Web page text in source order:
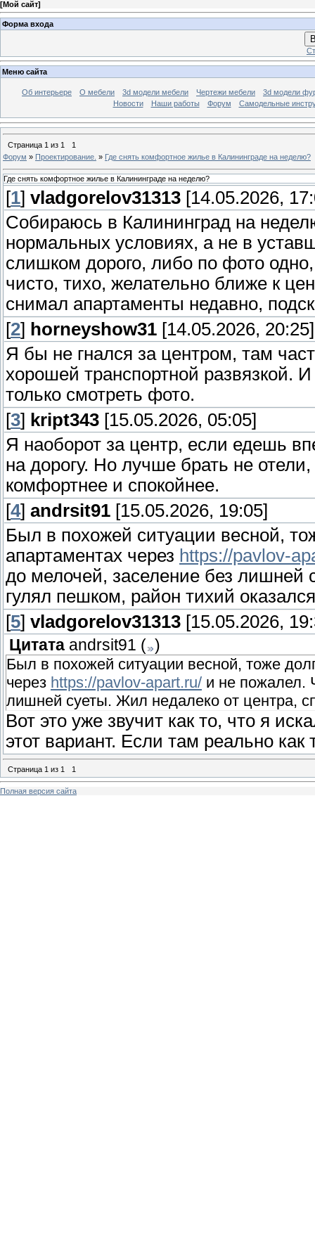
[Мой сайт]
Форма входа
Меню сайта
Об интерьере О мебели 3d модели мебели Чертежи мебели
3d модели
Новости
Наши работы Форум Самодельные
Страница 1 из 1
1
Форум » Проектирование. » Где снять комфортное жилье в Калининграде на неделю?
Где снять комфортное жилье в Калининграде на неделю?
[1] vladgorelov31313 [14.05.2026,
Собираюсь в Калининград на
нормальных условиях, а не в
слишком дорого, либо по фото
чисто, тихо, желательно ближе к
снимал апартаменты недавно,
[2] horneyshow31 [14.05.2026, 20:25]
Я бы не гнался за центром, там
хорошей транспортной развязкой.
только смотреть фото.
[3] kript343 [15.05.2026, 05:05]
Я наоборот за центр, если едешь
на дорогу. Но лучше брать не
комфортнее и спокойнее.
[4] andrsit91 [15.05.2026, 19:05]
Был в похожей ситуации весной,
апартаментах через https://pavlov-
до мелочей, заселение без лишней
гулял пешком, район тихий
[5] vladgorelov31313 [15.05.2026,
Цитата andrsit91 ( )
Был в похожей ситуации весной, тоже
через https://pavlov-apart.ru/ и не пожалел.
лишней суеты. Жил недалеко от центра,
Вот это уже звучит как то, что я
этот вариант. Если там реально
Страница 1 из 1 1
Полная версия сайта